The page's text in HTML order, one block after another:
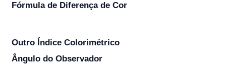
Fórmula de Diferença de Cor
Outro Índice Colorimétrico
Ângulo do Observador